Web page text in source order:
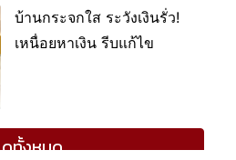
บ้านกระจกใส ระวังเงินรั่ว!
เหนื่อยหาเงิน รีบแก้ไข
ดูทั้งหมด